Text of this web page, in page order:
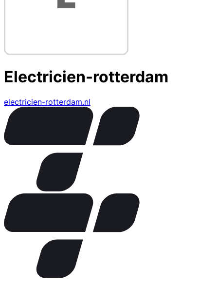
Electricien-rotterdam
electricien-rotterdam.nl